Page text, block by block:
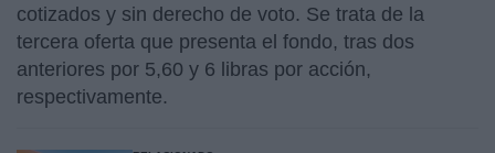
cotizados y sin derecho de voto. Se trata de la
tercera oferta que presenta el fondo, tras dos
anteriores por 5,60 y 6 libras por acción,
respectivamente.